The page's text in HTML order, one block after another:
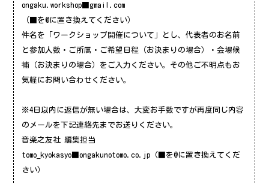
ongaku.workshop■gmail.com
（■を@に置き換えてください）
件名を「ワークショップ開催について」とし、代表者のお名前
と参加人数・ご所属・ご希望日程（お決まりの場合）・会場候
補（お決まりの場合）をご入力ください。その他ご不明点もお
気軽にお問い合わせください。
※4日以内に返信が無い場合は、大変お手数ですが再度同じ内容
のメールを下記連絡先までお送りください。
音楽之友社 編集担当
tomo_kyokasyo■ongakunotomo.co.jp（■を@に置き換えてくだ
さい）